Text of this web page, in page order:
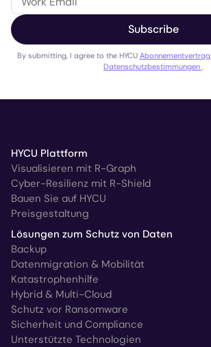
Subscribe
By submitting, I agree to the HYCU Abonnementvertrag
Datenschutzbestimmungen
HYCU Plattform
Visualisieren mit R-Graph
Cyber-Resilienz mit R-Shield
Bauen Sie auf HYCU
Preisgestaltung
Lösungen zum Schutz von Daten
Backup
Datenmigration & Mobilität
Katastrophenhilfe
Hybrid & Multi-Cloud
Schutz vor Ransomware
Sicherheit und Compliance
Unterstützte Technologien